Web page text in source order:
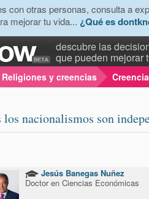
con otras personas, consulta a
mejorar tu vida... ¿Qué es
descubre las
que pueden mejorar
Religiones y creencias
los nacionalismos son
Jesús Banegas Nuñez
Doctor en Ciencias Económicas